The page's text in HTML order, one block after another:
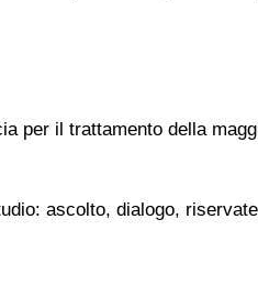
per il trattamento della
ascolto, dialogo,